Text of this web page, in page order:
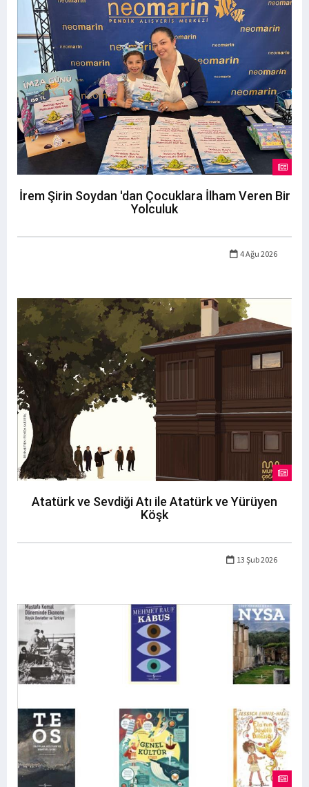
İrem Şirin Soydan 'dan Çocuklara İlham Veren Bir
Yolculuk
4 Ağu 2026
Atatürk ve Sevdiği Atı ile Atatürk ve Yürüyen
Köşk
13 Şub 2026